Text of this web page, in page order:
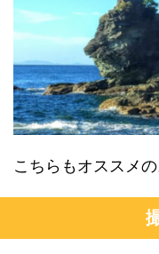
こちらもオススメ